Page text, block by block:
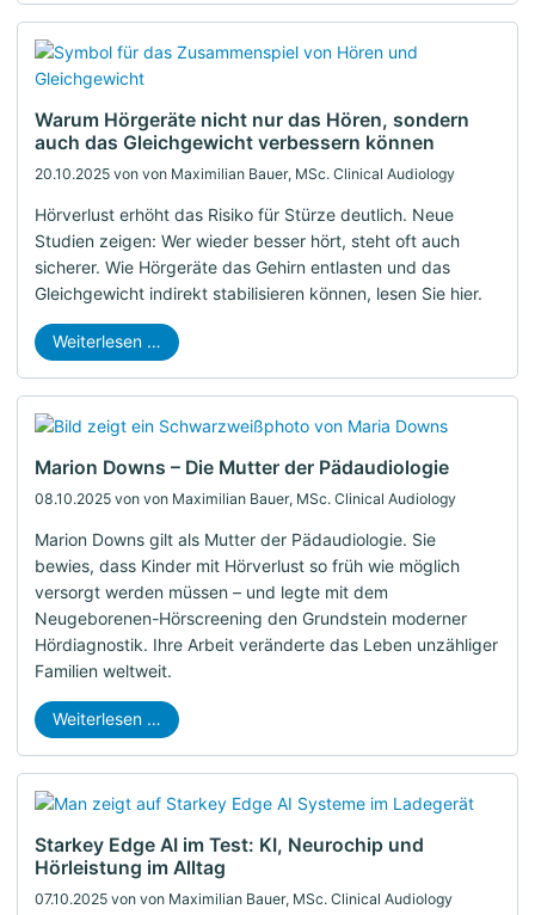
20.10.2025 von von Maximilian Bauer, MSc. Clinical Audiology
Warum Hörgeräte nicht nur das Hören, sondern
auch das Gleichgewicht verbessern können
Hörverlust erhöht das Risiko für Stürze deutlich. Neue
Studien zeigen: Wer wieder besser hört, steht oft auch
sicherer. Wie Hörgeräte das Gehirn entlasten und das
Gleichgewicht indirekt stabilisieren können, lesen Sie hier.
Weiterlesen …
08.10.2025 von von Maximilian Bauer, MSc. Clinical Audiology
Marion Downs – Die Mutter der Pädaudiologie
Marion Downs gilt als Mutter der Pädaudiologie. Sie
bewies, dass Kinder mit Hörverlust so früh wie möglich
versorgt werden müssen – und legte mit dem
Neugeborenen-Hörscreening den Grundstein moderner
Hördiagnostik. Ihre Arbeit veränderte das Leben unzähliger
Familien weltweit.
Weiterlesen …
07.10.2025 von von Maximilian Bauer, MSc. Clinical Audiology
Starkey Edge AI im Test: KI, Neurochip und
Hörleistung im Alltag